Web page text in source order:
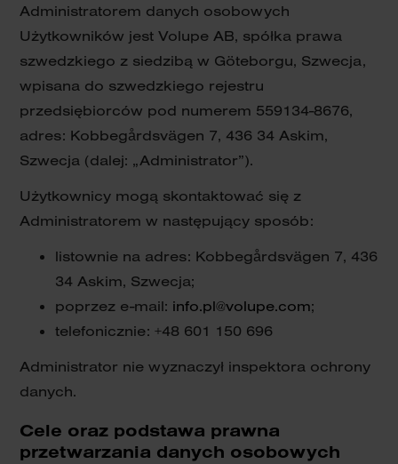
Administratorem danych osobowych
Użytkowników jest Volupe AB, spółka prawa
szwedzkiego z siedzibą w Göteborgu, Szwecja,
wpisana do szwedzkiego rejestru
przedsiębiorców pod numerem 559134-8676,
adres: Kobbegårdsvägen 7, 436 34 Askim,
Szwecja (dalej: „Administrator”).
Użytkownicy mogą skontaktować się z
Administratorem w następujący sposób:
listownie na adres: Kobbegårdsvägen 7, 436
34 Askim, Szwecja;
poprzez e-mail: info.pl@volupe.com;
telefonicznie: +48 601 150 696
Administrator nie wyznaczył inspektora ochrony
danych.
Cele oraz podstawa prawna
przetwarzania danych osobowych